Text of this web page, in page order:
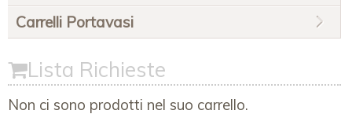
Carrelli Portavasi
Lista Richieste
Non ci sono prodotti nel suo carrello.